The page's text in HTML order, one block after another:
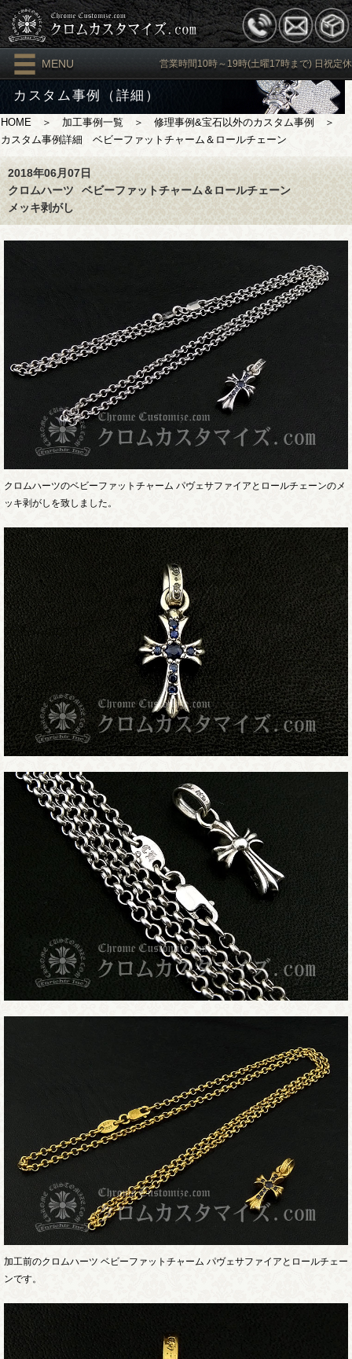
MENU 営業時間10時～19時(土曜17時まで) 日祝定休
カスタム事例（詳細）
HOME ＞ 加工事例一覧 ＞ 修理事例&宝石以外のカスタム事例
＞
カスタム事例詳細 ベビーファットチャーム＆ロールチェーン
2018年06月07日
クロムハーツ
ベビーファットチャーム＆ロールチェーン
メッキ剥がし
クロムハーツのベビーファットチャーム パヴェサファイアとロールチェーンのメ
ッキ剥がしを致しました。
加工前のクロムハーツ ベビーファットチャーム パヴェサファイアとロールチェー
ンです。